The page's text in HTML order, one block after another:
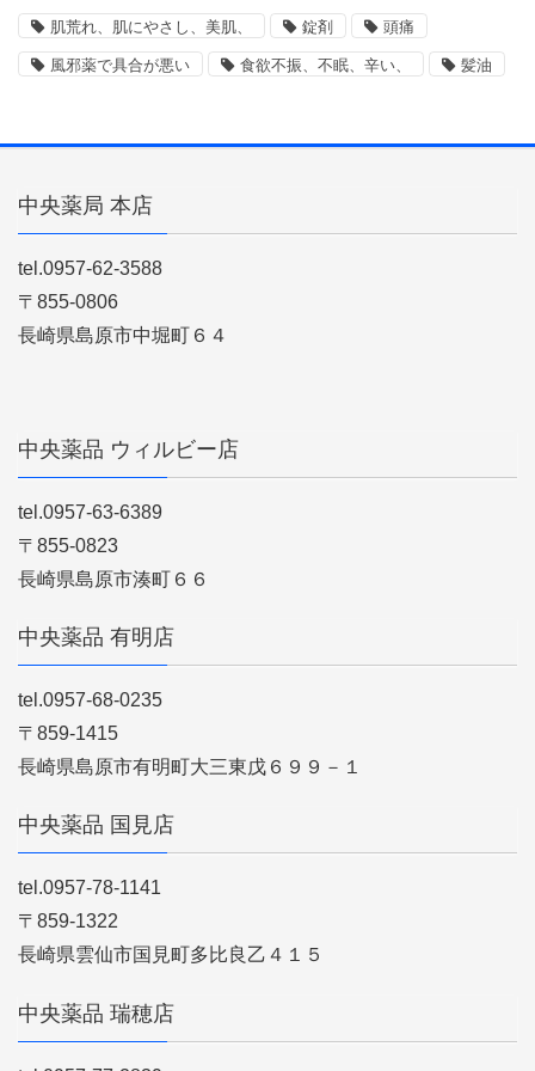
肌荒れ、肌にやさし、美肌、 錠剤 頭痛
風邪薬で具合が悪い 食欲不振、不眠、辛い、 髪油
中央薬局 本店
tel.0957-62-3588
〒855-0806
長崎県島原市中堀町６４
中央薬品 ウィルビー店
tel.0957-63-6389
〒855-0823
長崎県島原市湊町６６
中央薬品 有明店
tel.0957-68-0235
〒859-1415
長崎県島原市有明町大三東戊６９９－１
中央薬品 国見店
tel.0957-78-1141
〒859-1322
長崎県雲仙市国見町多比良乙４１５
中央薬品 瑞穂店